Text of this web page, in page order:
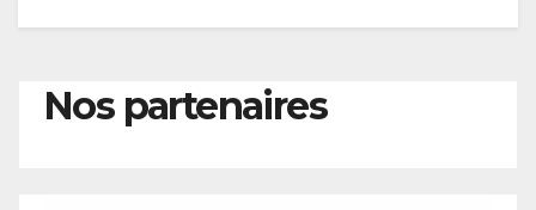
Nos partenaires